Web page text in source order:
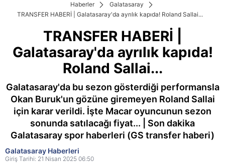
Haberler
Galatasaray
TRANSFER HABERİ | Galatasaray'da ayrılık kapıda! Roland Sallai...
TRANSFER HABERİ |
Galatasaray'da ayrılık kapıda!
Roland Sallai...
Galatasaray'da bu sezon gösterdiği performansla
Okan Buruk'un gözüne giremeyen Roland Sallai
için karar verildi. İşte Macar oyuncunun sezon
sonunda satılacağı fiyat... | Son dakika
Galatasaray spor haberleri (GS transfer haberi)
Galatasaray Haberleri
Giriş Tarihi: 21 Nisan 2025 06:50